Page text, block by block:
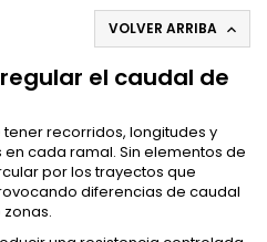
VOLVER ARRIBA 
el caudal de
recorridos, longitudes y
cada ramal. Sin elementos de
por los trayectos que
diferencias de caudal